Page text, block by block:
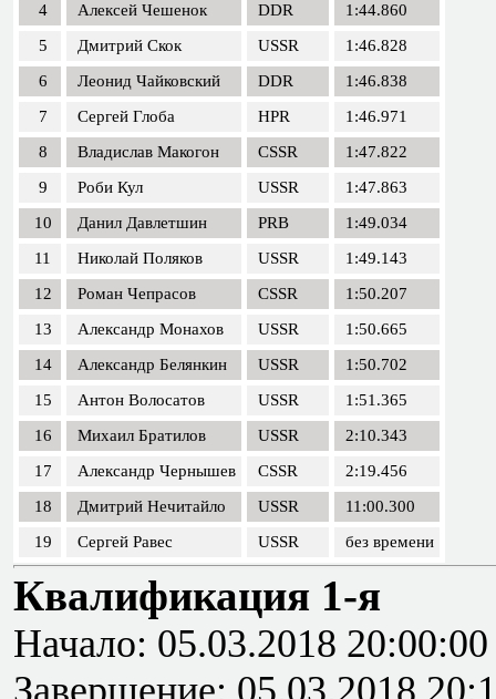
4
Алексей Чешенок DDR
1:44.860
5
Дмитрий Скок USSR
1:46.828
6
Леонид Чайковский DDR
1:46.838
7
Сергей Глоба HPR
1:46.971
8
Владислав Макогон CSSR
1:47.822
9
Роби Кул USSR
1:47.863
10
Данил Давлетшин PRB
1:49.034
11
Николай Поляков USSR
1:49.143
12
Роман Чепрасов CSSR
1:50.207
13
Александр Монахов USSR
1:50.665
14
Александр Белянкин USSR
1:50.702
15
Антон Волосатов USSR
1:51.365
16
Михаил Братилов USSR
2:10.343
17
Александр Чернышев CSSR
2:19.456
18
Дмитрий Нечитайло USSR
11:00.300
19
Сергей Равес USSR без времени
Квалификация 1-я
Начало: 05.03.2018 20:00:00
Завершение: 05.03.2018